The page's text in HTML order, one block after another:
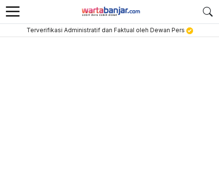
Terverifikasi Administratif dan Faktual oleh Dewan Pers